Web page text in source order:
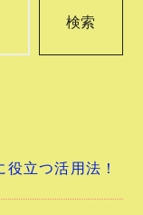
検索
立つ活用法！